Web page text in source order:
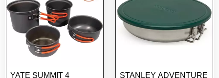
YATE SUMMIT 4
STANLEY ADVENTURE